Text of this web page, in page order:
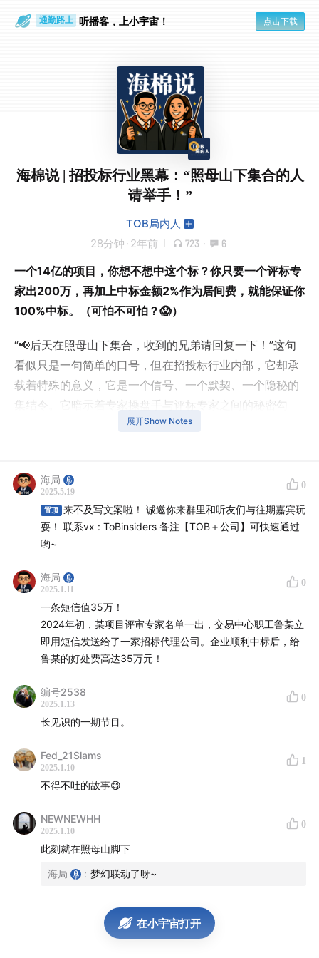
通勤路上 听播客，上小宇宙！ 点击下载
海棉说 | 招投标行业黑幕：“照母山下集合的人
请举手！”
TOB局内人
28分钟 · 2年前 723 · 6
一个14亿的项目，你想不想中这个标？你只要一个评标专
家出200万，再加上中标金额2%作为居间费，就能保证你
100%中标。（可怕不可怕？😱）
“📢后天在照母山下集合，收到的兄弟请回复一下！”这句
看似只是一句简单的口号，但在招投标行业内部，它却承
载着特殊的意义，它是一个信号、一个默契、一个隐秘的
集结令。它暗示着专家操盘手与评标专家之间的秘密勾
结，是确保特定项目能够中标的暗号。
图为重庆市渝北区照母山下的重庆公共资源交易中心
本期节目海棉讲述了一个关于「专家操盘手」利用包括人
力干预和技术黑客等多种手段影响评标结果，以确保特定
项目中标的招投标市场黑幕故事。
是能越来越好，黑幕越来越少吧！
【主播👨🏻/👩🏻】大海/ 棉花
公共资源交易中心vs 政府采购中心
展开Show Notes
海局
2025.5.19
0
置顶
来不及写文案啦！ 诚邀你来群里和听友们与往期嘉宾玩
耍！ 联系vx : ToBinsiders 备注【TOB＋公司】可快速通过
哟~
海局
2025.1.11
0
一条短信值35万！
2024年初，某项目评审专家名单一出，交易中心职工鲁某立
即用短信发送给了一家招标代理公司。企业顺利中标后，给
鲁某的好处费高达35万元！
编号2538
2025.1.13
0
长见识的一期节目。
Fed_21Slams
2025.1.10
1
不得不吐的故事😋
NEWNEWHH
2025.1.10
0
此刻就在照母山脚下
海局 : 梦幻联动了呀~
在小宇宙打开